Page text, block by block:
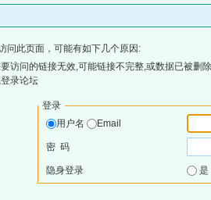
问此页面，可能有如下几个原因:
访问的链接无效,可能链接不完整,或数据已被删
录论坛
登录
用户名
Email
密 码
隐身登录